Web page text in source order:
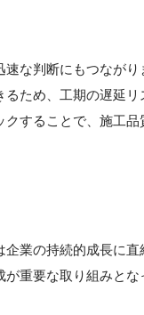
な判断にもつなが
ため、工期の遅延リ
することで、施工
業の持続的成長に
重要な取り組みとな